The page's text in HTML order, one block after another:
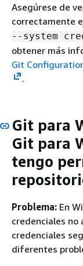
Asegúrese de
correctamente
--system
obtener más
Git
.
Git para
Git para
tengo
Problema: En
credenciales no
credenciales
diferentes